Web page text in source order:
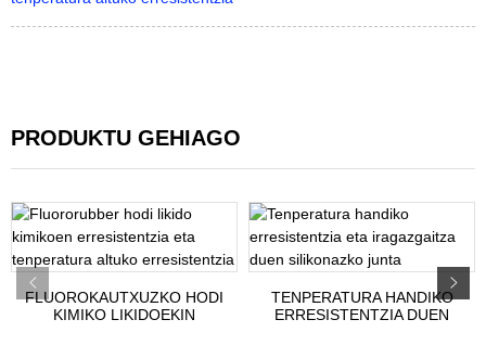
PRODUKTU GEHIAGO
FLUOROKAUTXUZKO HODI
KIMIKO LIKIDOEKIN
TENPERATURA HANDIKO
ERRESISTENTZIA DUEN